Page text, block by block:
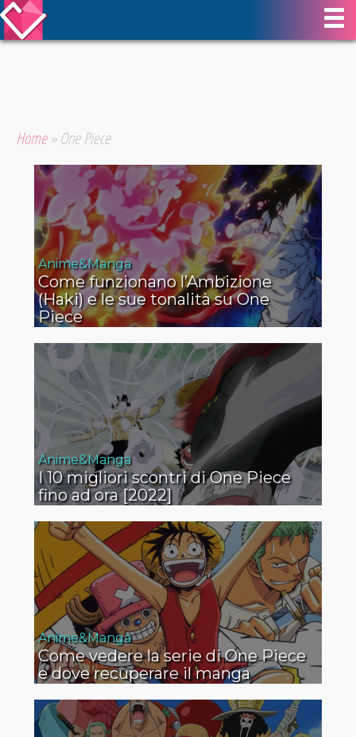
Home»One Piece
Anime&Manga
Come funzionano l’Ambizione
(Haki) e le sue tonalità su One
Piece
Anime&Manga
I 10 migliori scontri di One Piece
fino ad ora [2022]
Anime&Manga
Come vedere la serie di One Piece
e dove recuperare il manga